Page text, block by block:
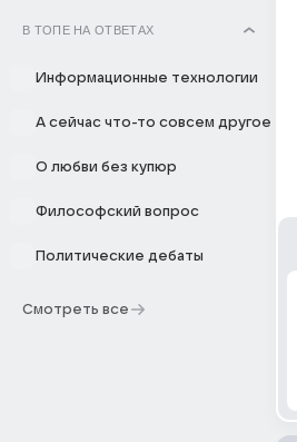
В ТОПЕ НА ОТВЕТАХ
Информационные технологии
А сейчас что-то совсем другое
О любви без купюр
Философский вопрос
Политические дебаты
Смотреть все